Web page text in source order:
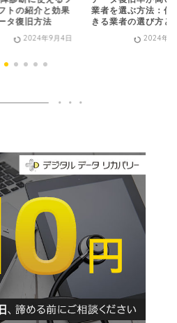
トの紹介と効果
タ復旧方法
2024年9月4日
業者を選ぶ方法：信
きる業者の選び方と
2024年9